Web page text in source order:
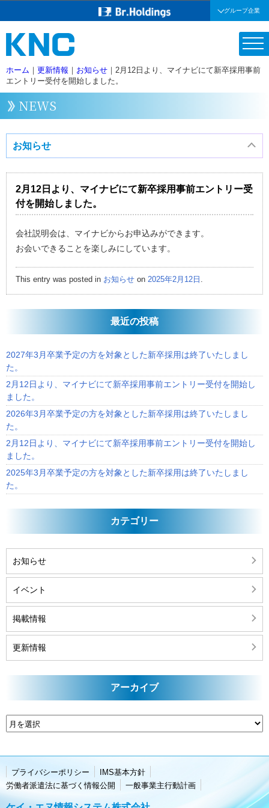
グループ企業
ホーム ｜ 更新情報 ｜ お知らせ ｜ 2月12日より、マイナビにて新卒採用事前
エントリー受付を開始しました。
NEWS
お知らせ
2月12日より、マイナビにて新卒採用事前エントリー受
付を開始しました。
会社説明会は、マイナビからお申込みができます。
お会いできることを楽しみにしています。
This entry was posted in お知らせ on 2025年2月12日 .
最近の投稿
2027年3月卒業予定の方を対象とした新卒採用は終了いたしまし
た。
2月12日より、マイナビにて新卒採用事前エントリー受付を開始し
ました。
2026年3月卒業予定の方を対象とした新卒採用は終了いたしまし
た。
2月12日より、マイナビにて新卒採用事前エントリー受付を開始し
ました。
2025年3月卒業予定の方を対象とした新卒採用は終了いたしまし
た。
カテゴリー
お知らせ
イベント
掲載情報
更新情報
アーカイブ
ア
ー
ブプライバシーポリシー
IMS基本方針
労働者派遣法に基づく情報公開
一般事業主行動計画